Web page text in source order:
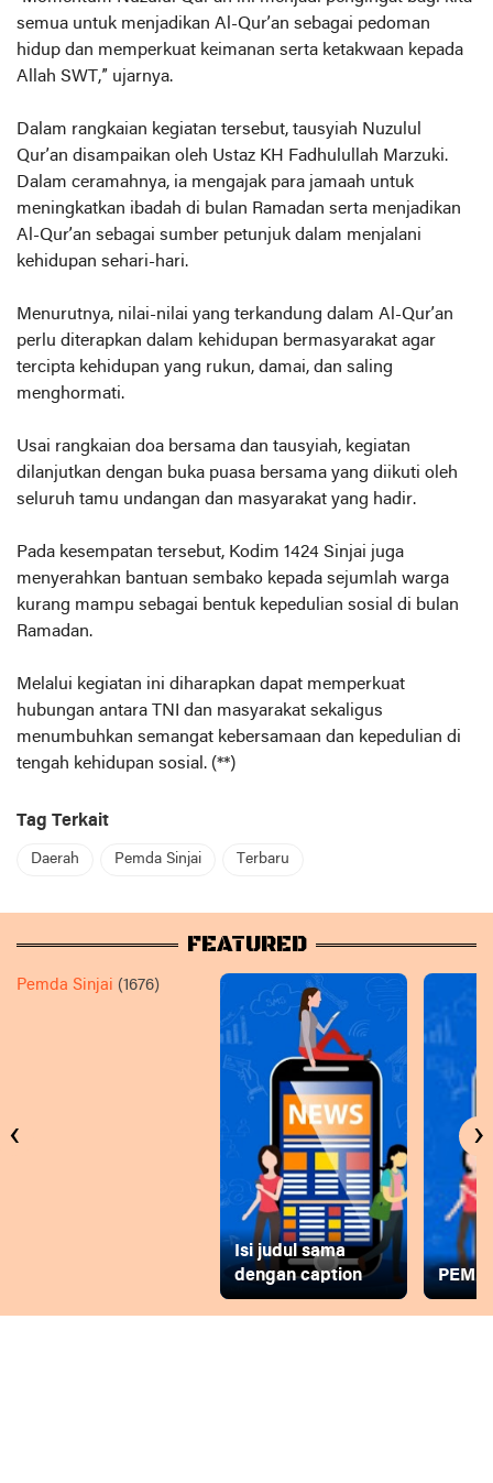
semua untuk menjadikan Al-Qur’an sebagai pedoman
hidup dan memperkuat keimanan serta ketakwaan kepada
Allah SWT,” ujarnya.
Dalam rangkaian kegiatan tersebut, tausyiah Nuzulul
Qur’an disampaikan oleh Ustaz KH Fadhulullah Marzuki.
Dalam ceramahnya, ia mengajak para jamaah untuk
meningkatkan ibadah di bulan Ramadan serta menjadikan
Al-Qur’an sebagai sumber petunjuk dalam menjalani
kehidupan sehari-hari.
Menurutnya, nilai-nilai yang terkandung dalam Al-Qur’an
perlu diterapkan dalam kehidupan bermasyarakat agar
tercipta kehidupan yang rukun, damai, dan saling
menghormati.
Usai rangkaian doa bersama dan tausyiah, kegiatan
dilanjutkan dengan buka puasa bersama yang diikuti oleh
seluruh tamu undangan dan masyarakat yang hadir.
Pada kesempatan tersebut, Kodim 1424 Sinjai juga
menyerahkan bantuan sembako kepada sejumlah warga
kurang mampu sebagai bentuk kepedulian sosial di bulan
Ramadan.
Melalui kegiatan ini diharapkan dapat memperkuat
hubungan antara TNI dan masyarakat sekaligus
menumbuhkan semangat kebersamaan dan kepedulian di
tengah kehidupan sosial. (**)
Tag Terkait
Daerah Pemda Sinjai Terbaru
FEATURED
Pemda Sinjai (1676)
Isi judul sama
dengan caption
‹ ›